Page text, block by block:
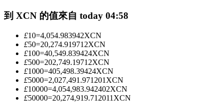
成為跟單交易員
到 XCN 的值來自 today 04:58
£10=4,054.983942XCN
£50=20,274.919712XCN
£100=40,549.839424XCN
£500=202,749.19712XCN
£1000=405,498.39424XCN
£5000=2,027,491.971201 XCN
£10000=4,054,983.942402XCN
£50000=20,274,919.712011 XCN